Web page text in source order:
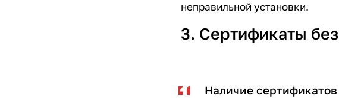
неправильной установки.
3. Сертификаты
Наличие